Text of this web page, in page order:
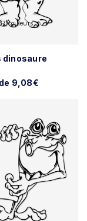
couleurs
dinosaure
9,08€